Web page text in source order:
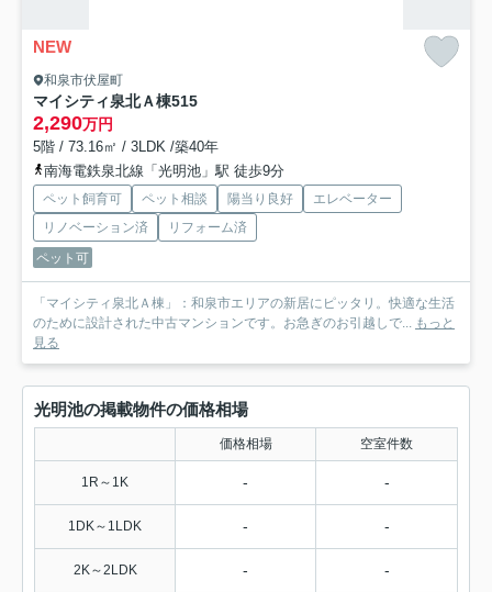
NEW
和泉市伏屋町
マイシティ泉北Ａ棟515
2,290万円
5階 / 73.16㎡ / 3LDK /築40年
南海電鉄泉北線「光明池」駅 徒歩9分
ペット飼育可 ペット相談 陽当り良好
エレベーター
リノベーション済
リフォーム済
ペット可
「マイシティ泉北Ａ棟」：和泉市エリアの新居にピッタリ。快適な生活
のために設計された中古マンションです。お急ぎのお引越しで... もっと
見る
光明池の掲載物件の価格相場
価格相場 空室件数
1R～1K - -
1DK～1LDK - -
2K～2LDK - -